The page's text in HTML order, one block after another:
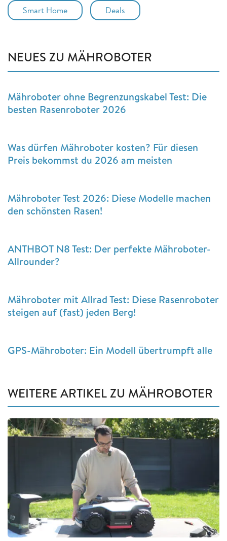
Smart Home Deals
NEUES ZU MÄHROBOTER
Mähroboter ohne Begrenzungskabel Test: Die
besten Rasenroboter 2026
Was dürfen Mähroboter kosten? Für diesen
Preis bekommst du 2026 am meisten
Mähroboter Test 2026: Diese Modelle machen
den schönsten Rasen!
ANTHBOT N8 Test: Der perfekte Mähroboter-
Allrounder?
Mähroboter mit Allrad Test: Diese Rasenroboter
steigen auf (fast) jeden Berg!
GPS-Mähroboter: Ein Modell übertrumpft alle
WEITERE ARTIKEL ZU MÄHROBOTER